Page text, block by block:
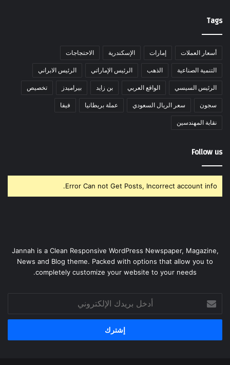
Tags
أسعار العملات إمارات الإسكندرية الاحتجاجات
التنمية الصناعية الذهب الرئيس الإماراتي الرئيس الابراني
الرئيس السيسي الواقع العربي بن زايد بيراميدز تخصيص
سجون سعر الريال السعودي عملة بريطانيا فيفا
نقابة المهندسين
Follow us
Error Can not Get Posts, Incorrect account info.
Jannah is a Clean Responsive WordPress Newspaper, Magazine,
News and Blog theme. Packed with options that allow you to
completely customize your website to your needs.
بريدك
الإلكتروني